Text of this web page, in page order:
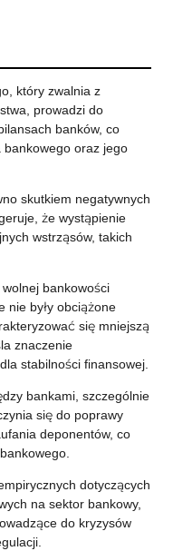
który zwalnia z
prowadzi do
banków, co
bankowego oraz jego
skutkiem negatywnych
że wystąpienie
wstrząsów, takich
bankowości
nie były obciążone
się mniejszą
znaczenie
stabilności finansowej.
bankami, szczególnie
się do poprawy
deponentów, co
dotyczących
na sektor bankowy,
do kryzysów